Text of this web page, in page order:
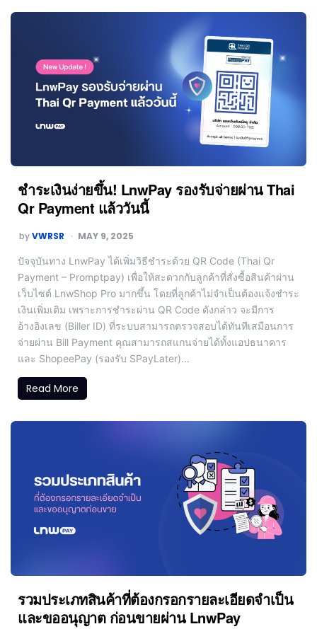
ชำระเงินง่ายขึ้น! LnwPay รองรับจ่ายผ่าน Thai
Qr Payment แล้ววันนี้
byVWRSR MAY 9, 2025
ปัจจุบันทาง LnwPay ได้เพิ่มวิธีชำระด้วย QR Code (Thai Qr
Payment – Promptpay) เพื่อให้สะดวกกับลูกค้าที่สั่งซื้อสินค้าผ่าน
เว็บไซต์ LnwShop Pro มากขึ้น โดยที่ลูกค้าไม่จำเป็นต้องแจ้งชำระ
เงินเพิ่มเติม เพราะการชำระผ่าน QR Code ดังกล่าว จะมีการ
อ้างอิงเลข (Biller ID) ที่ระบบสามารถตรวจสอบได้ทันทีเสมือนการ
จ่ายผ่าน Bill Payment คุณสามารถสแกนจ่ายได้ทั้งแอปธนาคาร
และ ShopeePay (รองรับ SPayLater)…
Read More
รวมประเภทสินค้าที่ต้องกรอกรายละเอียดจำเป็น
และขออนุญาต ก่อนขายผ่าน LnwPay